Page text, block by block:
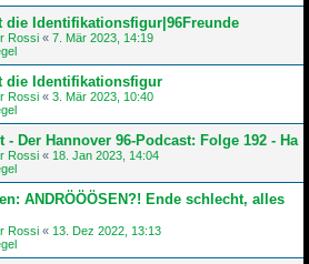
die Identifikationsfigur|96Freunde
Rossi « 7. Mär 2023, 14:19
die Identifikationsfigur
Rossi « 3. Mär 2023, 10:40
- Der Hannover 96-Podcast: Folge 192 - Ha
Rossi « 18. Jan 2023, 14:04
ANDRÖÖÖSEN?! Ende schlecht, alles
Rossi « 13. Dez 2022, 13:13